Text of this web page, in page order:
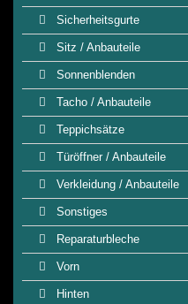
Sicherheitsgurte
Sitz / Anbauteile
Sonnenblenden
Tacho / Anbauteile
Teppichsätze
Türöffner / Anbauteile
Verkleidung / Anbauteile
Sonstiges
Reparaturbleche
Vorn
Hinten